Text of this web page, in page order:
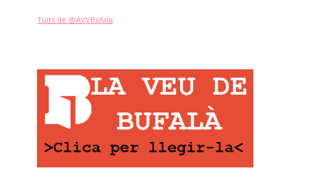
Tuits de @AVVBufala